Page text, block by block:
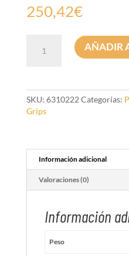
250,42€
HEATED
cantidad
AÑADIR
SKU: 6310222 Categorías:
Grips
Información adicional
Valoraciones (0)
Información
Peso